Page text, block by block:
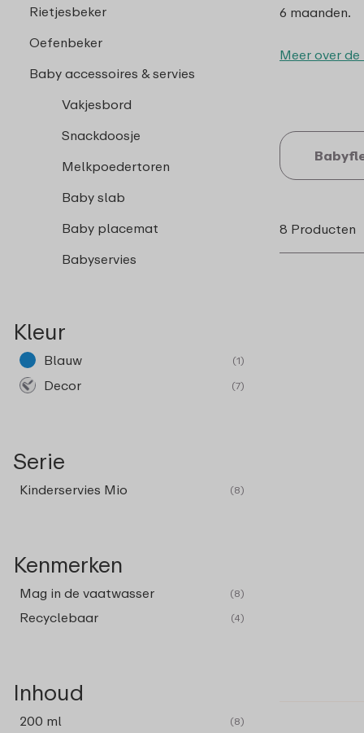
Rietjesbeker
Oefenbeker
Baby accessoires & servies
Vakjesbord
Snackdoosje
Melkpoedertoren
Baby slab
Baby placemat
Babyservies
Kleur
Blauw (1)
Decor (7)
Serie
Kinderservies Mio (8)
Kenmerken
Mag in de vaatwasser (8)
Recyclebaar (4)
Inhoud
200 ml (8)
6 maanden.
Meer over
8 Producten